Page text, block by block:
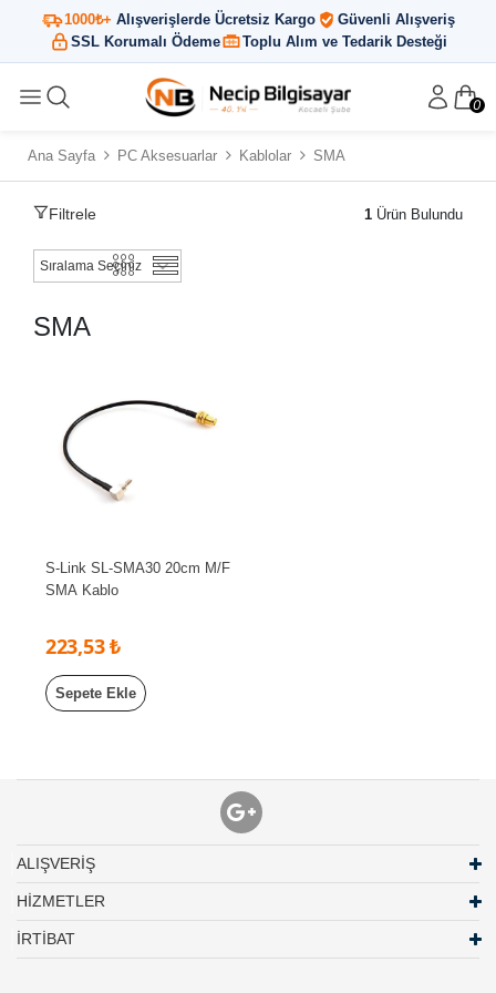
1000₺+ Alışverişlerde Ücretsiz Kargo
Güvenli Alışveriş
SSL Korumalı Ödeme
Toplu Alım ve Tedarik Desteği
0
Ana Sayfa PC Aksesuarlar Kablolar SMA
Filtrele 1 Ürün Bulundu
SMA
S-Link SL-SMA30 20cm M/F
SMA Kablo
223,53 ₺
Sepete Ekle
ALIŞVERİŞ
HİZMETLER
İRTİBAT